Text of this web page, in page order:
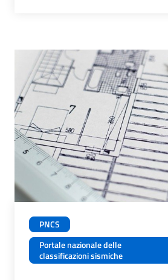
PNCS
Portale nazionale delle
classificazioni sismiche